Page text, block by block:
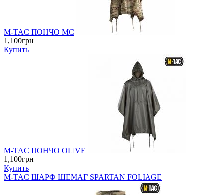
M-TAC ПОНЧО MC
1,100грн
Купить
M-TAC ПОНЧО OLIVE
1,100грн
Купить
M-TAC ШАРФ ШЕМАГ SPARTAN FOLIAGE